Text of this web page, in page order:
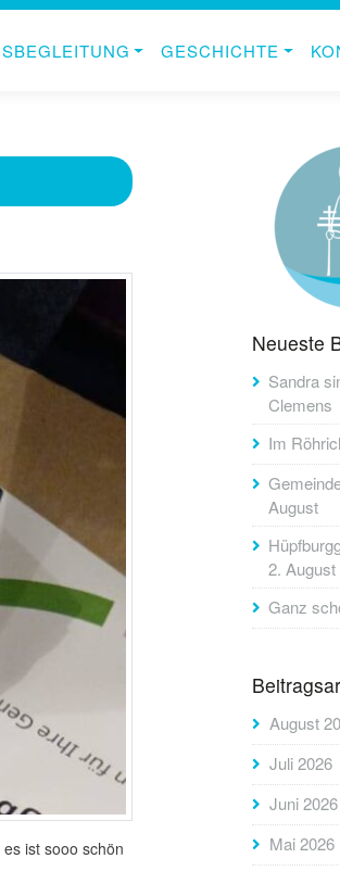
GESCHICHTE
ist sooo schön
Neueste
Sandra
Clemens
Im
August
2. August
Ganz
August
Juli 2026
Juni 2026
Mai 2026